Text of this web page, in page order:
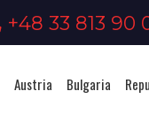
+48 33 813 90
Austria Bulgaria